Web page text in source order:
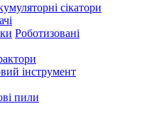
сікатори
Роботизовані
інструмент
пили